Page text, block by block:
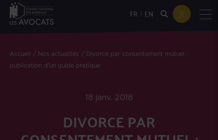
FR EN
Accueil Nos actualités
Divorce par consentement mutuel :
publication d’un guide pratique
18 janv. 2018
DIVORCE PAR